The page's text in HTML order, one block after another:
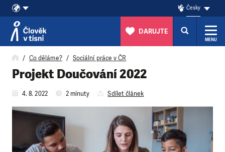
Přeskočit na obsah
Česky
DARUJTE
MENU
Co děláme? Sociální práce v ČR
Projekt Doučování 2022
4. 8. 2022 2 minuty Sdílet článek